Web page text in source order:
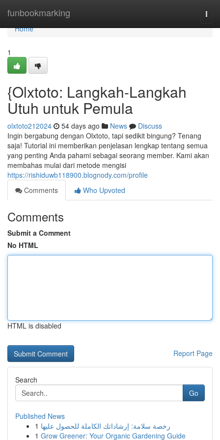
funbookmarking
Home
Home
1
{Olxtoto: Langkah-Langkah
Utuh untuk Pemula
olxtoto212024 54 days ago News
Discuss
Ingin bergabung dengan Olxtoto, tapi sedikit bingung? Tenang
saja! Tutorial ini memberikan penjelasan lengkap tentang semua
yang penting Anda pahami sebagai seorang member. Kami akan
membahas mulai dari metode mengisi
https://rishiduwb118900.blognody.com/profile
Comments
Who Upvoted
Comments
Submit a Comment
No HTML
HTML is disabled
Report Page
Search
Go
Published News
1 رخصة سلامة: إرشاداتك الكاملة للحصول عليها
1 Grow Greener: Your Organic Gardening Guide